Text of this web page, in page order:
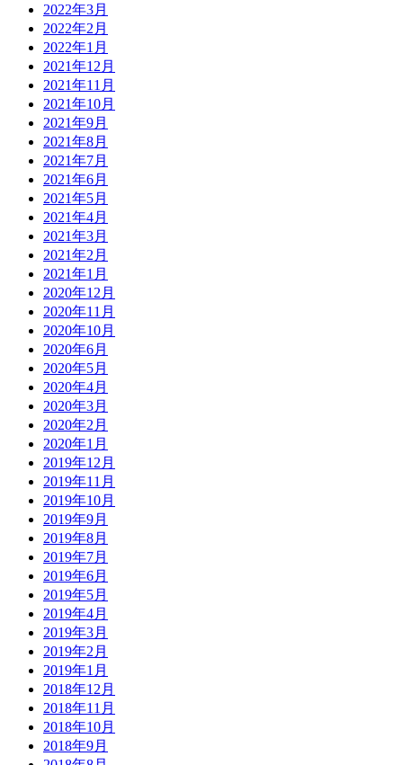
2022年3月
2022年2月
2022年1月
2021年12月
2021年11月
2021年10月
2021年9月
2021年8月
2021年7月
2021年6月
2021年5月
2021年4月
2021年3月
2021年2月
2021年1月
2020年12月
2020年11月
2020年10月
2020年6月
2020年5月
2020年4月
2020年3月
2020年2月
2020年1月
2019年12月
2019年11月
2019年10月
2019年9月
2019年8月
2019年7月
2019年6月
2019年5月
2019年4月
2019年3月
2019年2月
2019年1月
2018年12月
2018年11月
2018年10月
2018年9月